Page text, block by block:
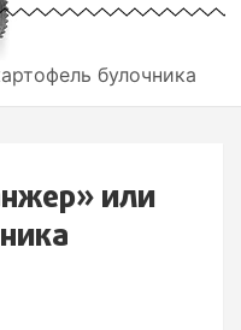
булочника
или